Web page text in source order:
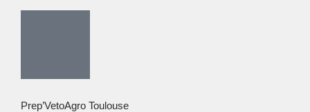
Prep’VetoAgro Toulouse